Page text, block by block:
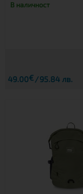
В наличност
49.00€ 95.84 лв.